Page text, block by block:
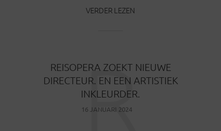
VERDER LEZEN
REISOPERA ZOEKT NIEUWE
DIRECTEUR. EN EEN ARTISTIEK
INKLEURDER.
16 JANUARI 2024
R